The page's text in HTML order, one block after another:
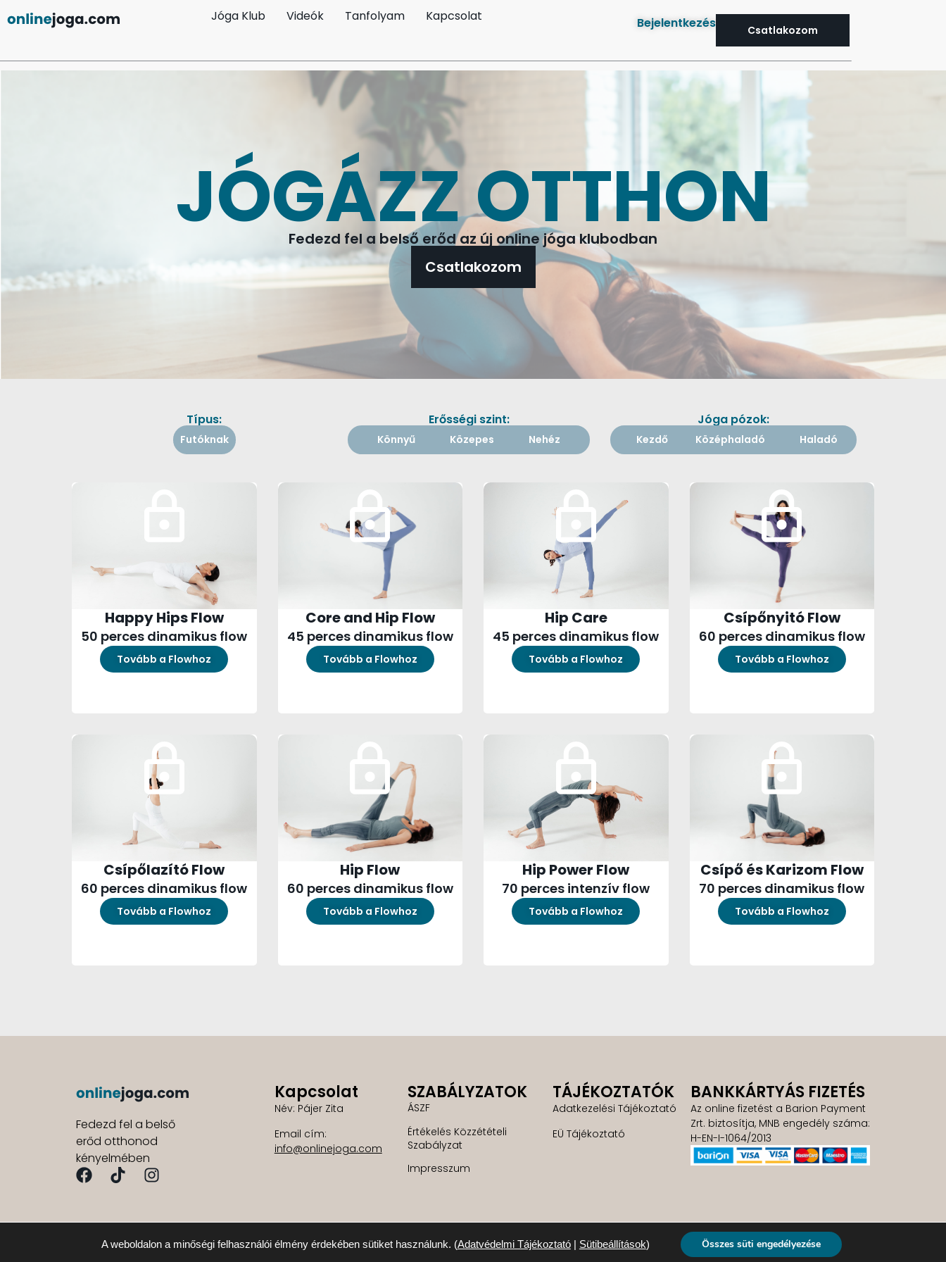
Jóga Klub Videók Tanfolyam Kapcsolat Bejelentkezés Csatlakozom
JÓGÁZZ OTTHON
Fedezd fel a belső erőd az új online jóga klubodban
Csatlakozom
Típus:
Futóknak
Erősségi szint:
Könnyű Közepes Nehéz
Jóga pózok:
Haladó
Kezdő Középhaladó
Happy Hips Flow
50 perces dinamikus flow
Tovább a Flowhoz
Core and Hip Flow
45 perces dinamikus flow
Tovább a Flowhoz
Hip Care
45 perces dinamikus flow
Tovább a Flowhoz
Csípőnyitó Flow
60 perces dinamikus flow
Tovább a Flowhoz
Csípőlazító Flow
60 perces dinamikus flow
Tovább a Flowhoz
Hip Flow
60 perces dinamikus flow
Tovább a Flowhoz
Hip Power Flow
70 perces intenzív flow
Tovább a Flowhoz
Csípő és Karizom Flow
70 perces dinamikus flow
Tovább a Flowhoz
Fedezd fel a belső
erőd otthonod
kényelmében
Kapcsolat
Név: Pájer Zita
Email cím:
info@onlinejoga.com
SZABÁLYZATOK
ÁSZF
Értékelés Közzétételi
Szabályzat
Impresszum
TÁJÉKOZTATÓK
Adatkezelési Tájékoztató
EÜ Tájékoztató
BANKKÁRTYÁS FIZETÉS
Az online fizetést a Barion Payment
Zrt. biztosítja, MNB engedély száma:
H-EN-I-1064/2013
Minden jog fenntartva © 2024 Onlinejoga | Készítette: honlapninja.hu
A weboldalon a minőségi felhasználói élmény érdekében sütiket használunk. (Adatvédelmi Tájékoztató| Sütibeállítások) Összes süti engedélyezése